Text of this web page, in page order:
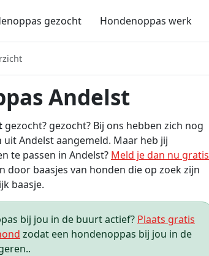
gezocht Hondenoppas werk
Andelst
gezocht? gezocht? Bij ons hebben zich nog
Andelst aangemeld. Maar heb jij
te passen in Andelst? Meld je dan nu gratis
door baasjes van honden die op zoek zijn
baasje.
bij jou in de buurt actief? Plaats gratis
zodat een hondenoppas bij jou in de